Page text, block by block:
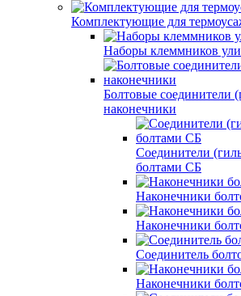
Комплектующие для
Наборы клеммников
Болтовые соединители
наконечники
Соединители
болтами СБ
Наконечники
Наконечники
Соединитель
Наконечники